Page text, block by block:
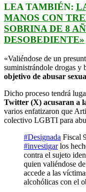
LEA TAMBIÉN:
MANOS CON
SOBRINA DE 8
DESOBEDIENTE»
«Valiéndose de un
suministrándole drogas y
objetivo de abusar
Dicho proceso tendrá
Twitter (X) acusaran a
varios enfatizaron que
colectivo LGBTI para
#Designada Fiscal
#investigarlos
contra el sujeto
quien valiéndose
accede a las
alcohólicas con el